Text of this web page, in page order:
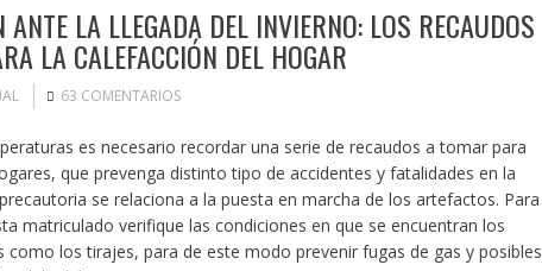
ANTE LA LLEGADA DEL INVIERNO: LOS RECAUDOS
LA CALEFACCIÓN DEL HOGAR
63 COMENTARIOS
es necesario recordar una serie de recaudos a tomar para
que prevenga distinto tipo de accidentes y fatalidades en la
se relaciona a la puesta en marcha de los artefactos. Para
matriculado verifique las condiciones en que se encuentran los
los tirajes, para de este modo prevenir fugas de gas y posibles